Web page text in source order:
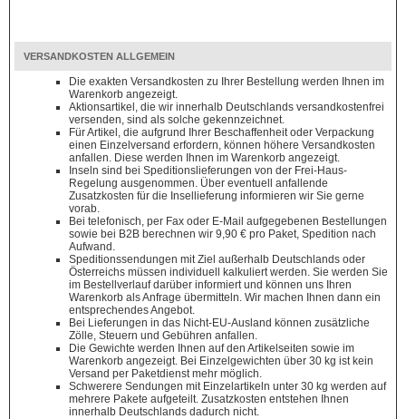
VERSANDKOSTEN ALLGEMEIN
Die exakten Versandkosten zu Ihrer Bestellung werden Ihnen im
Warenkorb angezeigt.
Aktionsartikel, die wir innerhalb Deutschlands versandkostenfrei
versenden, sind als solche gekennzeichnet.
Für Artikel, die aufgrund Ihrer Beschaffenheit oder Verpackung
einen Einzelversand erfordern, können höhere Versandkosten
anfallen. Diese werden Ihnen im Warenkorb angezeigt.
Inseln sind bei Speditionslieferungen von der Frei-Haus-
Regelung ausgenommen. Über eventuell anfallende
Zusatzkosten für die Insellieferung informieren wir Sie gerne
vorab.
Bei telefonisch, per Fax oder E-Mail aufgegebenen Bestellungen
sowie bei B2B berechnen wir 9,90 € pro Paket, Spedition nach
Aufwand.
Speditionssendungen mit Ziel außerhalb Deutschlands oder
Österreichs müssen individuell kalkuliert werden. Sie werden Sie
im Bestellverlauf darüber informiert und können uns Ihren
Warenkorb als Anfrage übermitteln. Wir machen Ihnen dann ein
entsprechendes Angebot.
Bei Lieferungen in das Nicht-EU-Ausland können zusätzliche
Zölle, Steuern und Gebühren anfallen.
Die Gewichte werden Ihnen auf den Artikelseiten sowie im
Warenkorb angezeigt. Bei Einzelgewichten über 30 kg ist kein
Versand per Paketdienst mehr möglich.
Schwerere Sendungen mit Einzelartikeln unter 30 kg werden auf
mehrere Pakete aufgeteilt. Zusatzkosten entstehen Ihnen
innerhalb Deutschlands dadurch nicht.